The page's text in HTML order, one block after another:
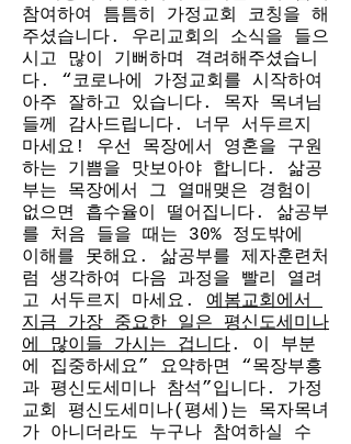
참여하여 틈틈히 가정교회 코칭을 해
주셨습니다. 우리교회의 소식을 들으
시고 많이 기뻐하며 격려해주셨습니
다. “코로나에 가정교회를 시작하여
아주 잘하고 있습니다. 목자 목녀님
들께 감사드립니다. 너무 서두르지
마세요! 우선 목장에서 영혼을 구원
하는 기쁨을 맛보아야 합니다. 삶공
부는 목장에서 그 열매맺은 경험이
없으면 흡수율이 떨어집니다. 삶공부
를 처음 들을 때는 30% 정도밖에
이해를 못해요. 삶공부를 제자훈련처
럼 생각하여 다음 과정을 빨리 열려
고 서두르지 마세요. 예봄교회에서
지금 가장 중요한 일은 평신도세미나
에 많이들 가시는 겁니다. 이 부분
에 집중하세요” 요약하면 “목장부흥
과 평신도세미나 참석”입니다. 가정
교회 평신도세미나(평세)는 목자목녀
가 아니더라도 누구나 참여하실 수